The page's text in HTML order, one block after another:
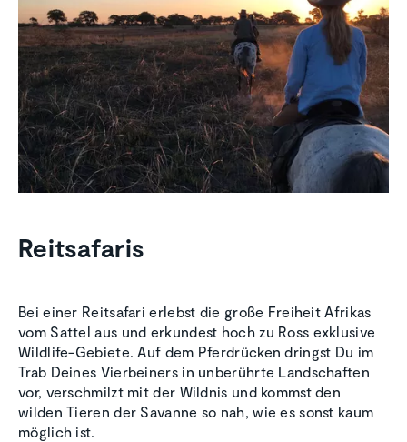
Reitsafaris
Bei einer Reitsafari erlebst die große Freiheit Afrikas
vom Sattel aus und erkundest hoch zu Ross exklusive
Wildlife-Gebiete. Auf dem Pferdrücken dringst Du im
Trab Deines Vierbeiners in unberührte Landschaften
vor, verschmilzt mit der Wildnis und kommst den
wilden Tieren der Savanne so nah, wie es sonst kaum
möglich ist.